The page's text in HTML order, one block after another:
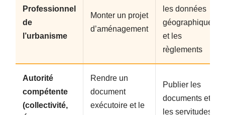
Professionnel
de
l’urbanisme
Monter un projet
d’aménagement
les données
géographiques
et les
règlements
Autorité
compétente
(collectivité,
Rendre un
document
exécutoire et le
Publier les
documents et
les servitudes